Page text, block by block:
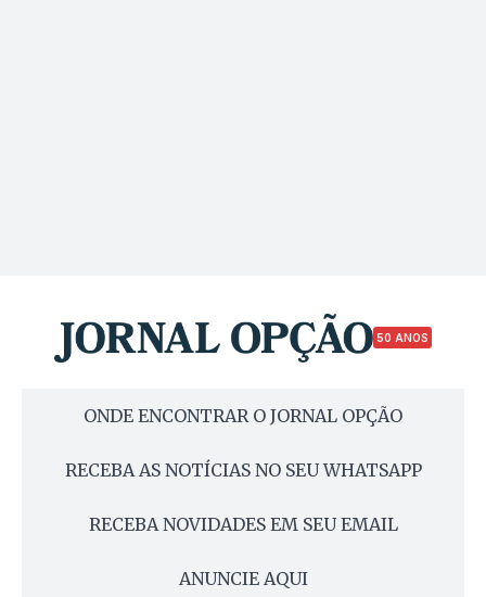
50 ANOS
ONDE ENCONTRAR O JORNAL OPÇÃO
RECEBA AS NOTÍCIAS NO SEU WHATSAPP
RECEBA NOVIDADES EM SEU EMAIL
ANUNCIE AQUI